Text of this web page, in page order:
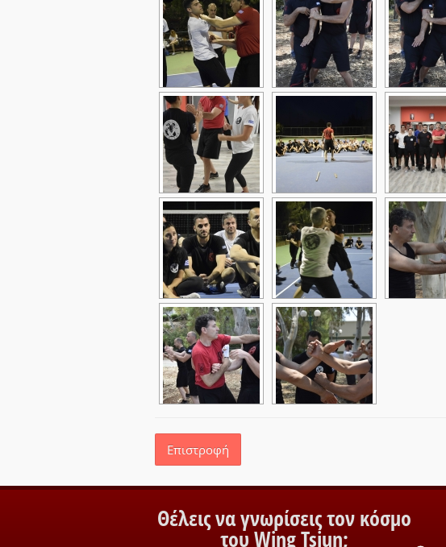
Επιστροφή
Θέλεις να γνωρίσεις τον κόσμο
του Wing Tsjun;